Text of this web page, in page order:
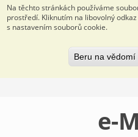
Na těchto stránkách používáme
prostředí. Kliknutím na libovolný
s nastavením souborů cookie.
Beru na vědomí
e-